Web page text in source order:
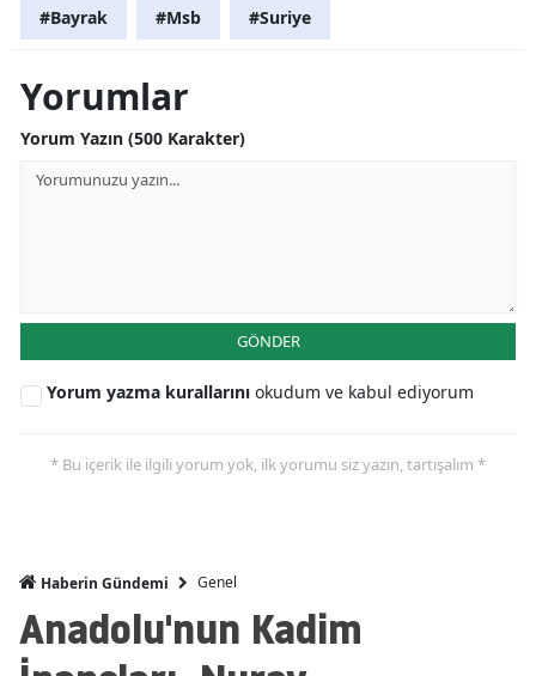
#Bayrak #Msb #Suriye
Yorumlar
Yorum Yazın (500 Karakter)
GÖNDER
Yorum yazma kurallarını okudum ve kabul ediyorum
* Bu içerik ile ilgili yorum yok, ilk yorumu siz yazın, tartışalım *
Haberin Gündemi Genel
Anadolu'nun Kadim